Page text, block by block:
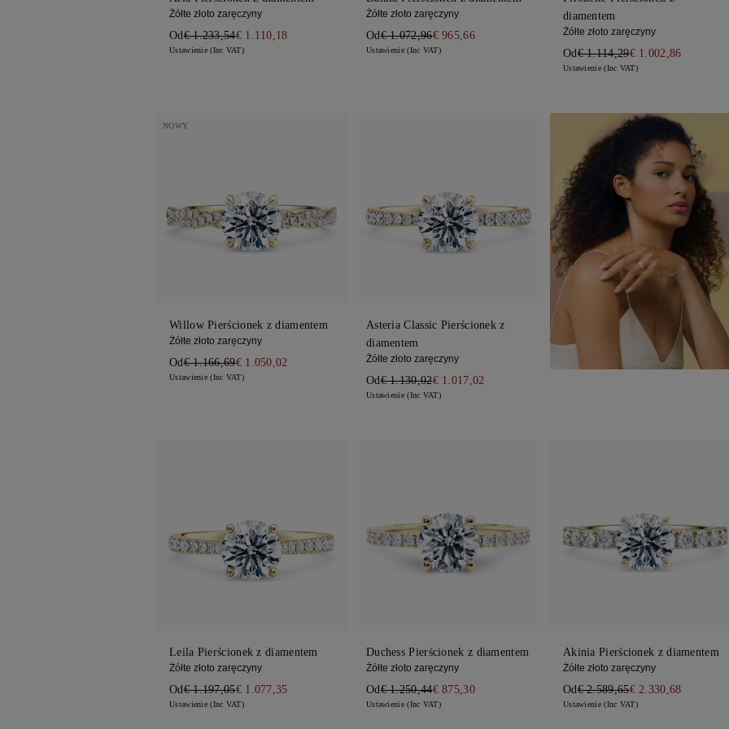
Żółte złoto zaręczyny
Od€ 1.233,54€ 1.110,18
Ustawienie (Inc VAT)
Żółte złoto zaręczyny
Od€ 1.072,96€ 965,66
Ustawienie (Inc VAT)
diamentem
Żółte złoto zaręczyny
Od€ 1.114,29€ 1.002,86
Ustawienie (Inc VAT)
NOWY
Willow Pierścionek z diamentem
Żółte złoto zaręczyny
Od€ 1.166,69€ 1.050,02
Ustawienie (Inc VAT)
Asteria Classic Pierścionek z
diamentem
Żółte złoto zaręczyny
Od€ 1.130,02€ 1.017,02
Ustawienie (Inc VAT)
Leila Pierścionek z diamentem
Żółte złoto zaręczyny
Od€ 1.197,05€ 1.077,35
Ustawienie (Inc VAT)
Duchess Pierścionek z diamentem
Żółte złoto zaręczyny
Od€ 1.250,44€ 875,30
Ustawienie (Inc VAT)
Akinia Pierścionek z diamentem
Żółte złoto zaręczyny
Od€ 2.589,65€ 2.330,68
Ustawienie (Inc VAT)